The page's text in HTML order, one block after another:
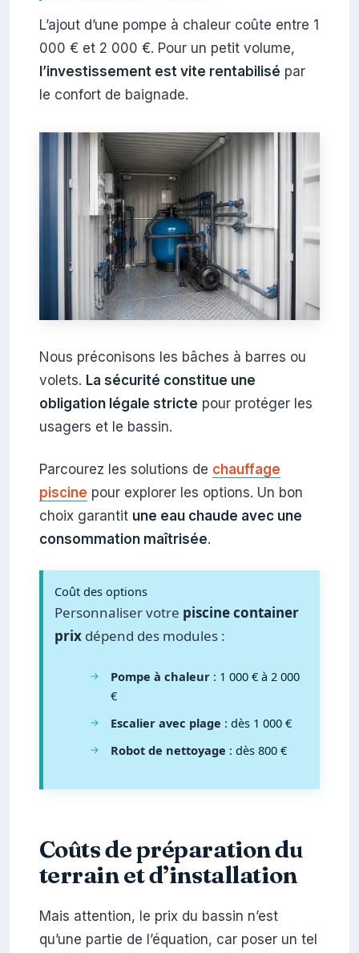
L’ajout d’une pompe à chaleur coûte entre 1
000 € et 2 000 €. Pour un petit volume,
l’investissement est vite rentabilisé par
le confort de baignade.
Nous préconisons les bâches à barres ou
volets. La sécurité constitue une
obligation légale stricte pour protéger les
usagers et le bassin.
Parcourez les solutions de chauffage
piscine pour explorer les options. Un bon
choix garantit une eau chaude avec une
consommation maîtrisée.
Coût des options
Personnaliser votre piscine container
prix dépend des modules :
Pompe à chaleur: 1 000 € à 2 000
€
Escalier avec plage : dès 1 000 €
Robot de nettoyage : dès 800 €
Coûts de préparation du
terrain et d’installation
Mais attention, le prix du bassin n’est
qu’une partie de l’équation, car poser un tel